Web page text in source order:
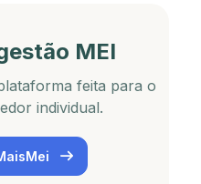
MEI
feita para o
individual.